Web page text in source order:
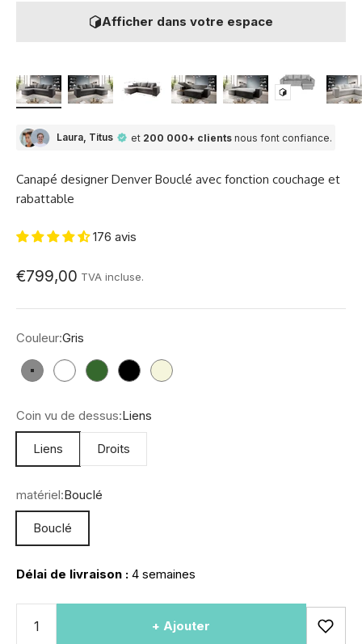
Afficher dans votre espace
Laura, Titus et 200 000+ clients nous font confiance.
Canapé designer Denver Bouclé avec fonction couchage et
rabattable
176 avis
Prix de vente
€799,00 TVA incluse.
Couleur:Gris
Gris BlancVert Noir Beige
Coin vu de dessus:Liens
Liens Droits
matériel:Bouclé
Bouclé
Délai de livraison : 4 semaines
+ Ajouter